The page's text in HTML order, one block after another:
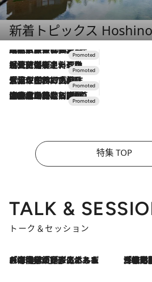
新着トピックス
2026.7.31
【ホテル帰省】という選択肢をOMOが提案。家族とほどよい距離を保つには「昼は実家、夜は気兼ねなくホテルで！」
2026.7.24
【夏限定ディナーコース】旬を迎える稚鮎や花ズッキーニなどをイタリア・トスカーナの郷土料理の手法で満喫！
2026.7.17
「土佐和ハーブかき氷」がOMO7高知に登場！生姜、山椒、大葉など目にも舌にも涼を呼ぶ郷土の味
2026.7.10
NEW OPEN！【界 草津】名湯の地に誕生。趣の異なる2種の温泉と上州ならではの会席・蕎麦割烹など美食を味わう究極の癒やし旅
特集 TOP
TALK &
トーク＆セッション
2026.8.3
「今後値上げがあるとすれば…」「リスクがあるのは今年の冬」エネルギー専門家が語る、ホルムズ海峡封鎖が家庭にもたらす“ある心配” 「住宅建てられない…」「サーチャージ料の高値が続いている」ホルム